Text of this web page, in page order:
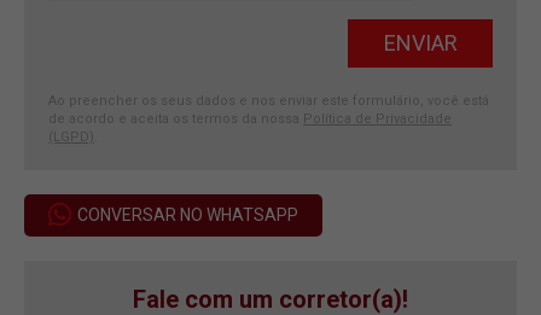
Ao preencher os seus dados e nos enviar este formulário, você está
de acordo e aceita os termos da nossa Política de Privacidade
(LGPD)
CONVERSAR NO WHATSAPP
Fale com um corretor(a)!